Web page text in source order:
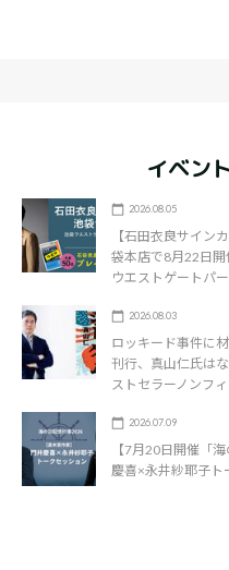
イベン
2026.08.05
【石田衣良サイン
袋本店で8月22日
ウエストゲートパ
2026.08.03
ロッキード事件に
刊行、真山仁氏は
ストセラーノンフ
2026.07.09
【7月20日開催「
慶喜×永井紗耶子ト